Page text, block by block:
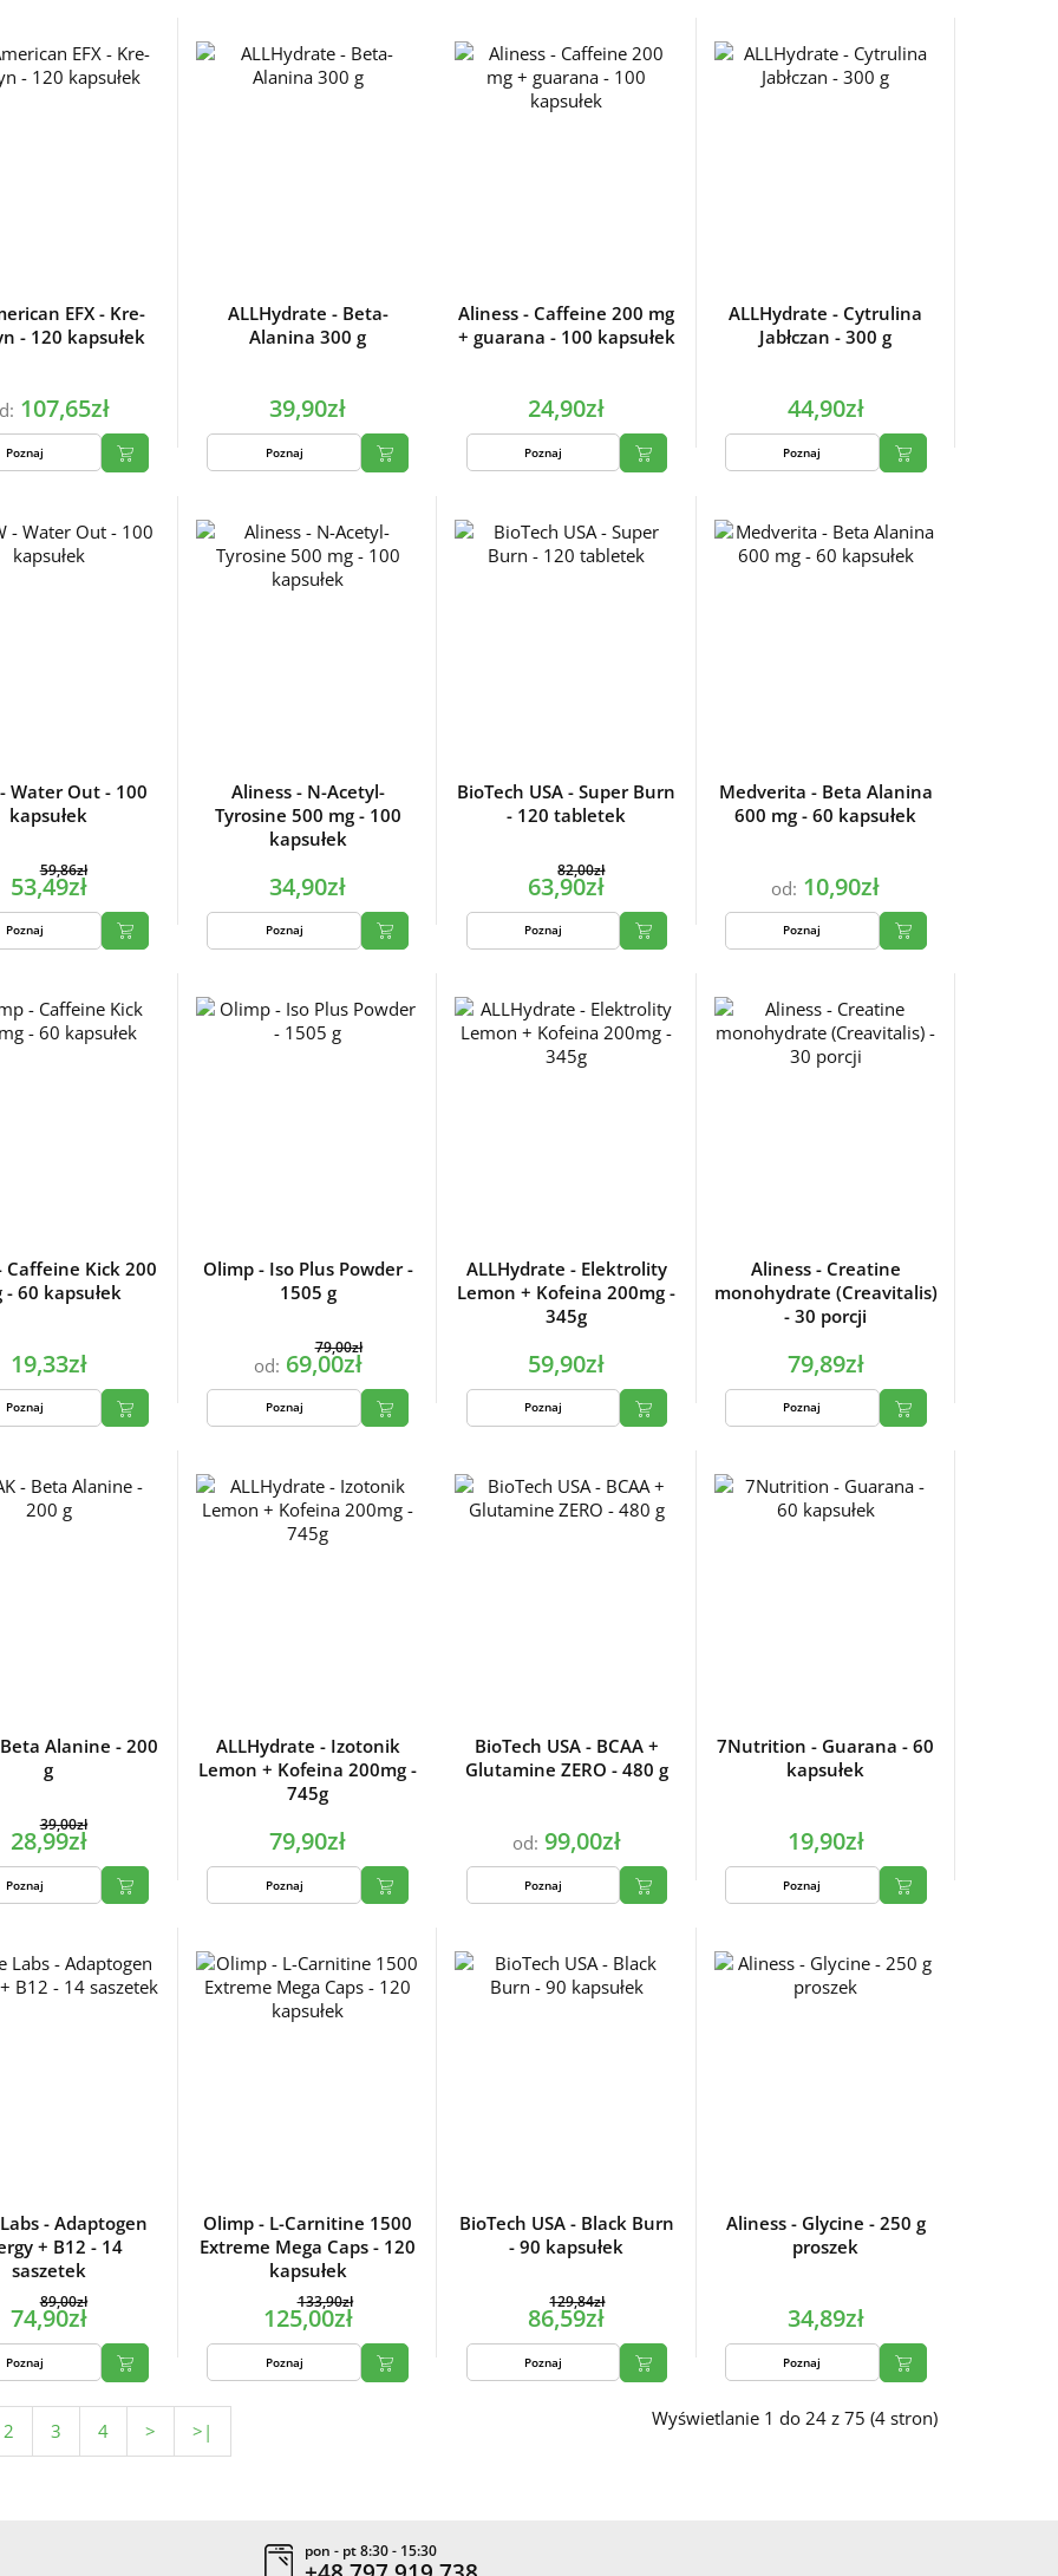
EFX - Kre-
Alkalyn - 120 kapsułek
107,65zł
Poznaj
ALLHydrate - Beta-
Alanina 300 g
39,90zł
Poznaj
Aliness - Caffeine 200 mg
+ guarana - 100 kapsułek
24,90zł
Poznaj
ALLHydrate - Cytrulina
Jabłczan - 300 g
44,90zł
Poznaj
Water Out - 100
kapsułek
59,86zł
53,49zł
Poznaj
Aliness - N-Acetyl-
Tyrosine 500 mg - 100
kapsułek
34,90zł
Poznaj
BioTech USA - Super Burn
- 120 tabletek
82,00zł
63,90zł
Poznaj
Medverita - Beta Alanina
600 mg - 60 kapsułek
od: 10,90zł
Poznaj
Caffeine Kick 200
- 60 kapsułek
19,33zł
Poznaj
Olimp - Iso Plus Powder -
1505 g
od:
79,00zł
69,00zł
Poznaj
ALLHydrate - Elektrolity
Lemon + Kofeina 200mg -
345g
59,90zł
Poznaj
Aliness - Creatine
monohydrate (Creavitalis)
- 30 porcji
79,89zł
Poznaj
Alanine - 200
g
39,00zł
28,99zł
Poznaj
ALLHydrate - Izotonik
Lemon + Kofeina 200mg -
745g
79,90zł
Poznaj
BioTech USA - BCAA +
Glutamine ZERO - 480 g
od: 99,00zł
Poznaj
7Nutrition - Guarana - 60
kapsułek
19,90zł
Poznaj
- Adaptogen
+ B12 - 14
saszetek
89,00zł
74,90zł
Poznaj
Olimp - L-Carnitine 1500
Extreme Mega Caps - 120
kapsułek
133,90zł
125,00zł
Poznaj
BioTech USA - Black Burn
- 90 kapsułek
129,84zł
86,59zł
Poznaj
Aliness - Glycine - 250 g
proszek
34,89zł
Poznaj
2 3 4 > >|
Wyświetlanie 1 do 24 z 75 (4 stron)
pon - pt 8:30 - 15:30